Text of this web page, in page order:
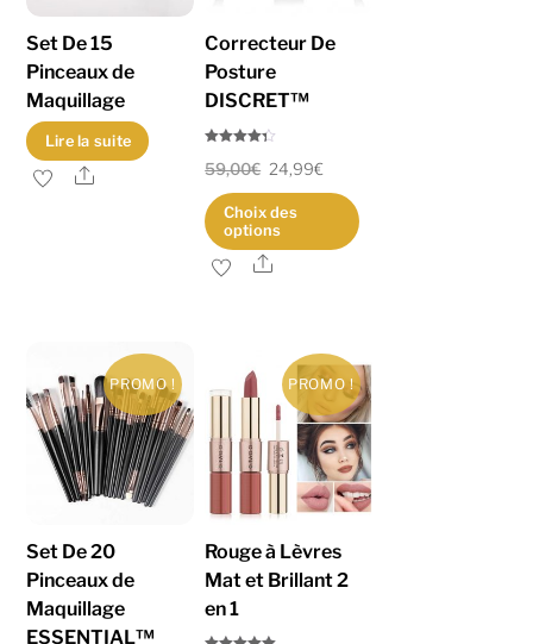
Set De 15
Pinceaux de
Maquillage
Lire la suite
Share
Correcteur De
Posture
DISCRET™
4.25
sur 5
59,00€ 24,99€
Choix des
options
Ce
variations.
options
être
choisies
sur
la
Share
PROMO !
Set De 20
Pinceaux de
Maquillage
ESSENTIAL™
PROMO !
Rouge à Lèvres
Mat et Brillant 2
en 1